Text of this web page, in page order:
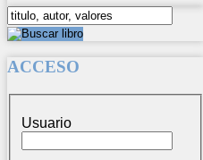
ACCESO
Usuario